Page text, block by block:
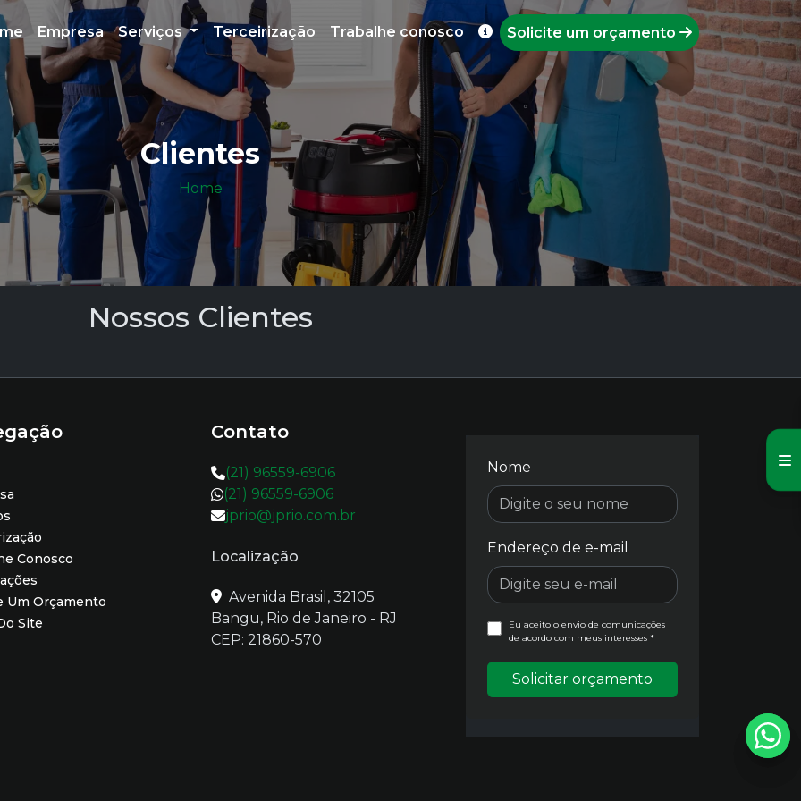
Empresa Serviços Terceirização Trabalhe conosco Solicite um orçamento
Home
Clientes
Nossos Clientes
Conosco
Um Orçamento
Site
Contato
(21) 96559-6906
(21) 96559-6906
jprio@jprio.com.br
Localização
Avenida Brasil, 32105
Bangu, Rio de Janeiro - RJ
CEP: 21860-570
Nome
Endereço de e-mail
Eu aceito o envio de comunicações
de acordo com meus interesses *
Solicitar orçamento